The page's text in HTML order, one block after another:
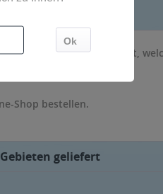
Rosé Spumante Brut,
Shop bestellen.
geliefert